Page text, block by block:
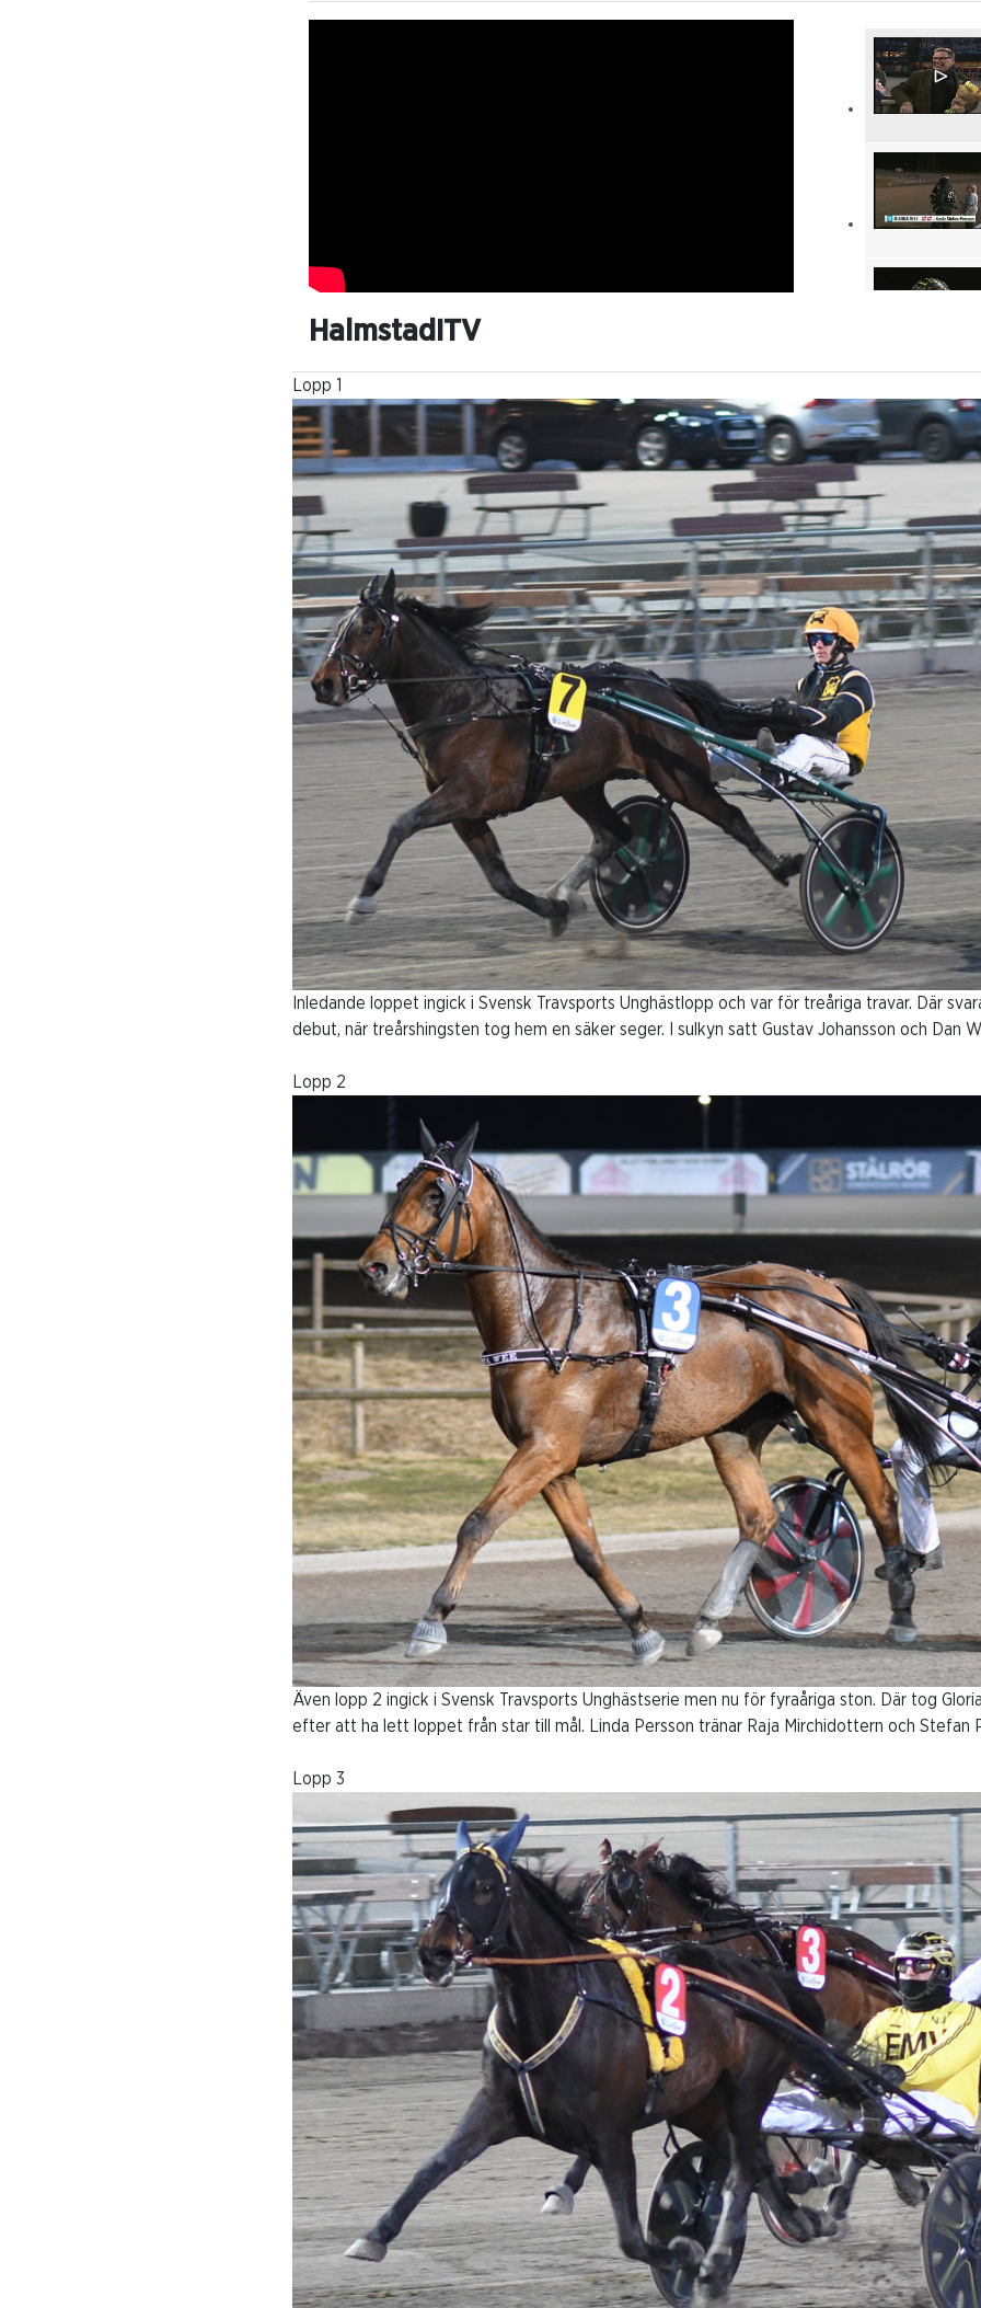
HalmstadITV
Lopp 1
Inledande loppet ingick i Svensk Travsports Unghästlopp och var för treåriga travar. Där
debut, när treårshingsten tog hem en säker seger. I sulkyn satt Gustav Johansson och Dan
Lopp 2
Även lopp 2 ingick i Svensk Travsports Unghästserie men nu för fyraåriga ston. Där tog
efter att ha lett loppet från star till mål. Linda Persson tränar Raja Mirchidottern och Stefan
Lopp 3